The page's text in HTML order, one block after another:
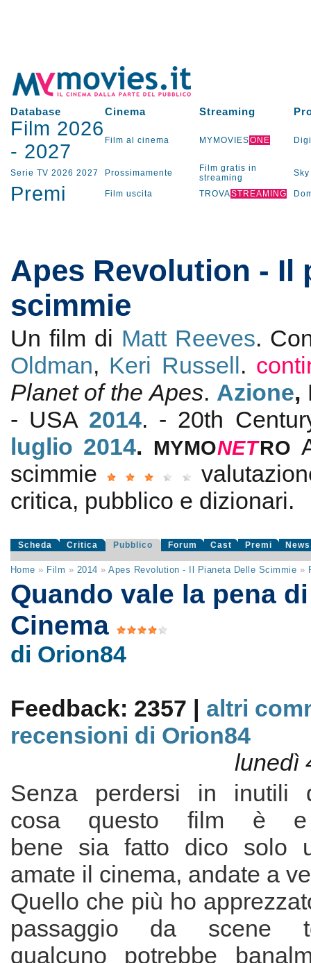
Database Cinema Streaming
Film 2026
- 2027 Film al cinema MYMOVIESONE
Serie TV 2026 2027 Prossimamente
Film gratis in
streaming
Sky
Premi Film uscita TROVASTREAMING
Apes Revolution - Il
scimmie
Un film di Matt Reeves.
Oldman, Keri Russell.
Planet of the Apes. Azione,
- USA 2014. - 20th
luglio 2014. MYMONETRO
scimmie
critica, pubblico e dizionari.
Scheda Critica Pubblico Forum Cast Premi News
Home » Film » 2014 »Apes Revolution - Il Pianeta Delle Scimmie »
Quando vale la pena
Cinema
di Orion84
Feedback: 2357 | altri
recensioni di Orion84
lunedì
Senza perdersi in inutili
cosa questo film è
bene sia fatto dico solo
amate il cinema, andate a
Quello che più ho
passaggio da scene
qualcuno potrebbe